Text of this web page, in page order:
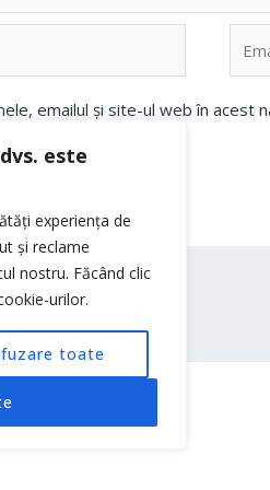
este
experiența de
și reclame
nostru. Făcând clic
urilor.
toate
emailul și site-ul web în